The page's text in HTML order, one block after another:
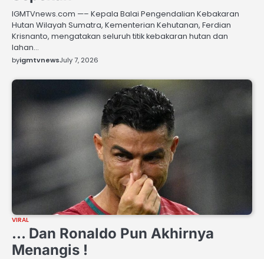
IGMTVnews.com —– Kepala Balai Pengendalian Kebakaran
Hutan Wilayah Sumatra, Kementerian Kehutanan, Ferdian
Krisnanto, mengatakan seluruh titik kebakaran hutan dan
lahan…
byigmtvnewsJuly 7, 2026
VIRAL
… Dan Ronaldo Pun Akhirnya
Menangis !